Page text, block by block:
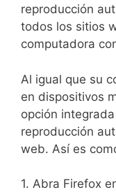
reproducción
todos los sitios
computadora
Al igual que su
en dispositivos
opción
reproducción
web. Así es
1. Abra Firefox